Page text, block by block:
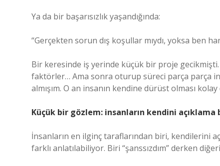
Ya da bir başarısızlık yaşandığında:
“Gerçekten sorun dış koşullar mıydı, yoksa ben
Bir keresinde iş yerinde küçük bir proje
faktörler… Ama sonra oturup süreci parça parça
almışım. O an insanın kendine dürüst olması
Küçük bir gözlem: insanların kendini açıklama
İnsanların en ilginç taraflarından biri, kendilerini
farklı anlatılabiliyor. Biri “şanssızdım” derken